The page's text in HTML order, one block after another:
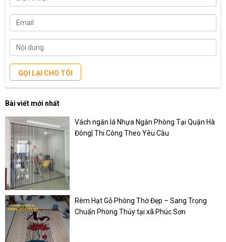
GỌI LẠI CHO TÔI
Bài viết mới nhất
Vách ngăn lá Nhựa Ngăn Phòng Tại Quận Hà
Đông| Thi Công Theo Yêu Cầu
Rèm Hạt Gỗ Phòng Thờ Đẹp – Sang Trọng
Chuẩn Phong Thủy tại xã Phúc Sơn